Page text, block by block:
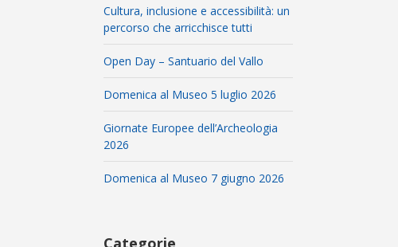
Cultura, inclusione e accessibilità: un
percorso che arricchisce tutti
Open Day – Santuario del Vallo
Domenica al Museo 5 luglio 2026
Giornate Europee dell’Archeologia
2026
Domenica al Museo 7 giugno 2026
Categorie